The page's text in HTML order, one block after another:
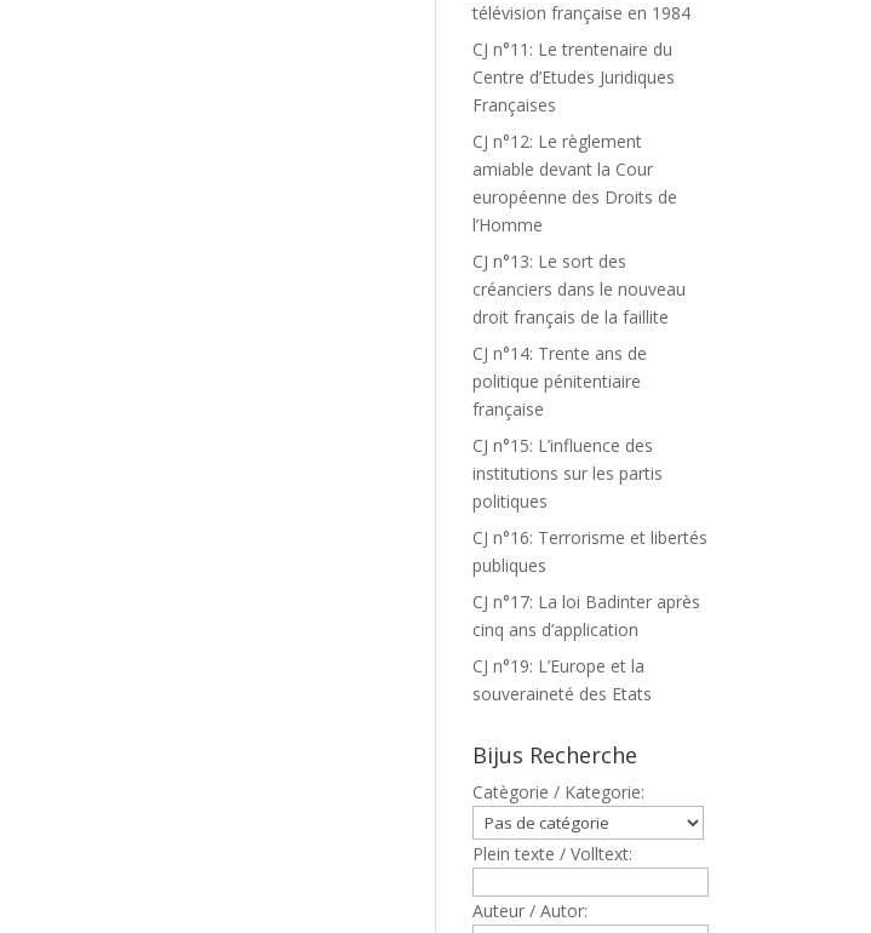
télévision française en 1984
CJ n°11: Le trentenaire du
Centre d’Etudes Juridiques
Françaises
CJ n°12: Le règlement
amiable devant la Cour
européenne des Droits de
l’Homme
CJ n°13: Le sort des
créanciers dans le nouveau
droit français de la faillite
CJ n°14: Trente ans de
politique pénitentiaire
française
CJ n°15: L’influence des
institutions sur les partis
politiques
CJ n°16: Terrorisme et libertés
publiques
CJ n°17: La loi Badinter après
cinq ans d’application
CJ n°19: L’Europe et la
souveraineté des Etats
Bijus Recherche
Catègorie / Kategorie:
Plein texte / Volltext:
Auteur / Autor: